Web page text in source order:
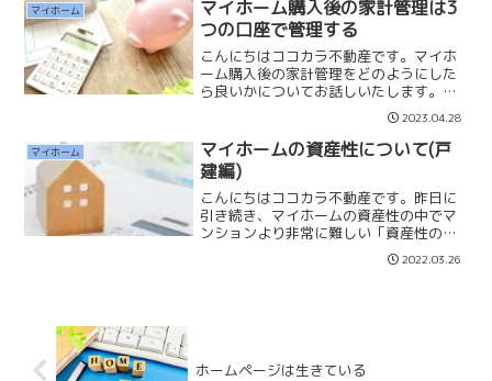
て仕組みやリスクの説明が...
マイホーム
マイホーム購入後の家計管理は3
つの口座で管理する
こんにちはココカラ不動産です。マイホ
ーム購入後の家計管理をどのようにした
ら良いかについてお話しいたします。一
つの給与口座で住宅ローンの返済や生活
費の引き落とし、貯金などを管理してい
ませんか？私は収入、支出、預貯金の口
座は細かく分けた方が管理...
2023.04.28
マイホーム
マイホームの資産性について(戸
建編)
こんにちはココカラ不動産です。昨日に
引き続き、マイホームの資産性の中でマ
ンションより非常に難しい「資産性のあ
る戸建の選び方」についてお話ししま
す。20年後の建物を０と考える戸建の価
2022.03.26
ホームページは生きている